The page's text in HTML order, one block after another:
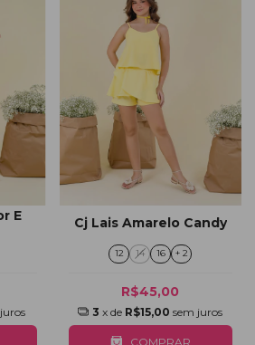
E
Cj Lais Amarelo Candy
12 14 16 + 2
R$45,00
3 x de R$15,00 sem juros
COMPRAR